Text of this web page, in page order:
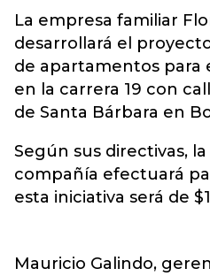
La empresa familiar
desarrollará el
de apartamentos para
en la carrera 19 con
de Santa Bárbara en
Según sus directivas,
compañía efectuará
esta iniciativa será de
Mauricio Galindo,